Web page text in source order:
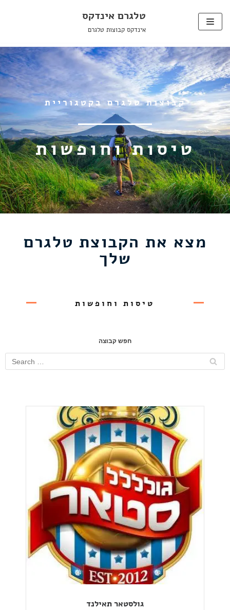
content
טלגרם אינדקס
אינדקס קבוצות טלגרם
קבוצות טלגרם בקטגוריית
טיסות וחופשות
מצא את הקבוצת טלגרם
שלך
טיסות וחופשות
חפש קבוצה
גולסטאר תאילנד